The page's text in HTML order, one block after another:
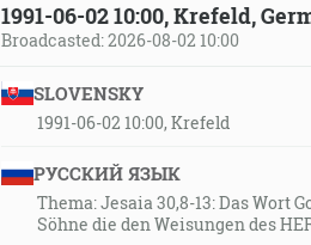
1991-06-02 10:00, Krefeld,
Broadcasted: 2026-08-02 10:00
SLOVENSKY
1991-06-02 10:00, Krefeld
РУССКИЙ ЯЗЫК
Thema: Jesaia 30,8-13: Das Wort
Söhne die den Weisungen des